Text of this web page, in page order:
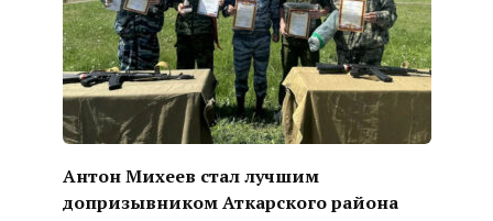
Антон Михеев стал лучшим
допризывником Аткарского района